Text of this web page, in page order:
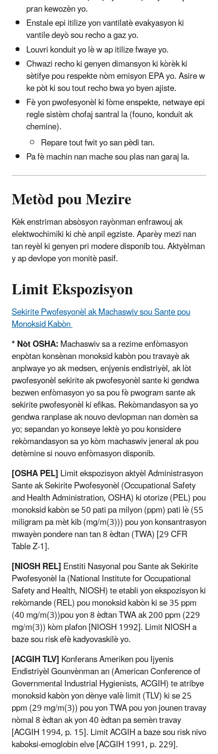
pran kewozèn yo.
Enstale epi itilize yon vantilatè evakyasyon ki
vantile deyò sou recho a gaz yo.
Louvri konduit yo lè w ap itilize fwaye yo.
Chwazi recho ki genyen dimansyon ki kòrèk ki
sètifye pou respekte nòm emisyon EPA yo. Asire w
ke pòt ki sou tout recho bwa yo byen ajiste.
Fè yon pwofesyonèl ki fòme enspekte, netwaye epi
regle sistèm chofaj santral la (founo, konduit ak
chemine).
Repare tout fwit yo san pèdi tan.
Pa fè machin nan mache sou plas nan garaj la.
Metòd pou Mezire
Kèk enstriman absòsyon rayònman enfrawouj ak
elektwochimiki ki chè anpil egziste. Aparèy mezi nan
tan reyèl ki genyen pri modere disponib tou. Aktyèlman
y ap devlope yon monitè pasif.
Limit Ekspozisyon
Sekirite Pwofesyonèl ak Machaswiv sou Sante pou
Monoksid Kabòn
* Nòt OSHA:Machaswiv sa a rezime enfòmasyon
enpòtan konsènan monoksid kabòn pou travayè ak
anplwaye yo ak medsen, enjyenis endistriyèl, ak lòt
pwofesyonèl sekirite ak pwofesyonèl sante ki gendwa
bezwen enfòmasyon yo sa pou fè pwogram sante ak
sekirite pwofesyonèl ki efikas. Rekòmandasyon sa yo
gendwa ranplase ak nouvo devlopman nan domèn sa
yo; sepandan yo konseye lektè yo pou konsidere
rekòmandasyon sa yo kòm machaswiv jeneral ak pou
detèmine si nouvo enfòmasyon disponib.
[OSHA PEL]Limit ekspozisyon aktyèl Administrasyon
Sante ak Sekirite Pwofesyonèl (Occupational Safety
and Health Administration, OSHA) ki otorize (PEL) pou
monoksid kabòn se 50 pati pa milyon (ppm) pati lè (55
miligram pa mèt kib (mg/m(3))) pou yon konsantrasyon
mwayèn pondere nan tan 8 èdtan (TWA) [29 CFR
Table Z-1].
[NIOSH REL]Enstiti Nasyonal pou Sante ak Sekirite
Pwofesyonèl la (National Institute for Occupational
Safety and Health, NIOSH) te etabli yon ekspozisyon ki
rekòmande (REL) pou monoksid kabòn ki se 35 ppm
(40 mg/m(3))pou yon 8 èdtan TWA ak 200 ppm (229
mg/m(3)) kòm plafon [NIOSH 1992]. Limit NIOSH a
baze sou risk efè kadyovaskilè yo.
[ACGIH TLV]Konferans Ameriken pou Ijyenis
Endistriyèl Gounvènman an (American Conference of
Governmental Industrial Hygienists, ACGIH) te atribye
monoksid kabòn yon dènye valè limit (TLV) ki se 25
ppm (29 mg/m(3)) pou yon TWA pou yon jounen travay
nòmal 8 èdtan ak yon 40 èdtan pa semèn travay
[ACGIH 1994, p. 15]. Limit ACGIH a baze sou risk nivo
kaboksi-emoglobin elve [ACGIH 1991, p. 229].